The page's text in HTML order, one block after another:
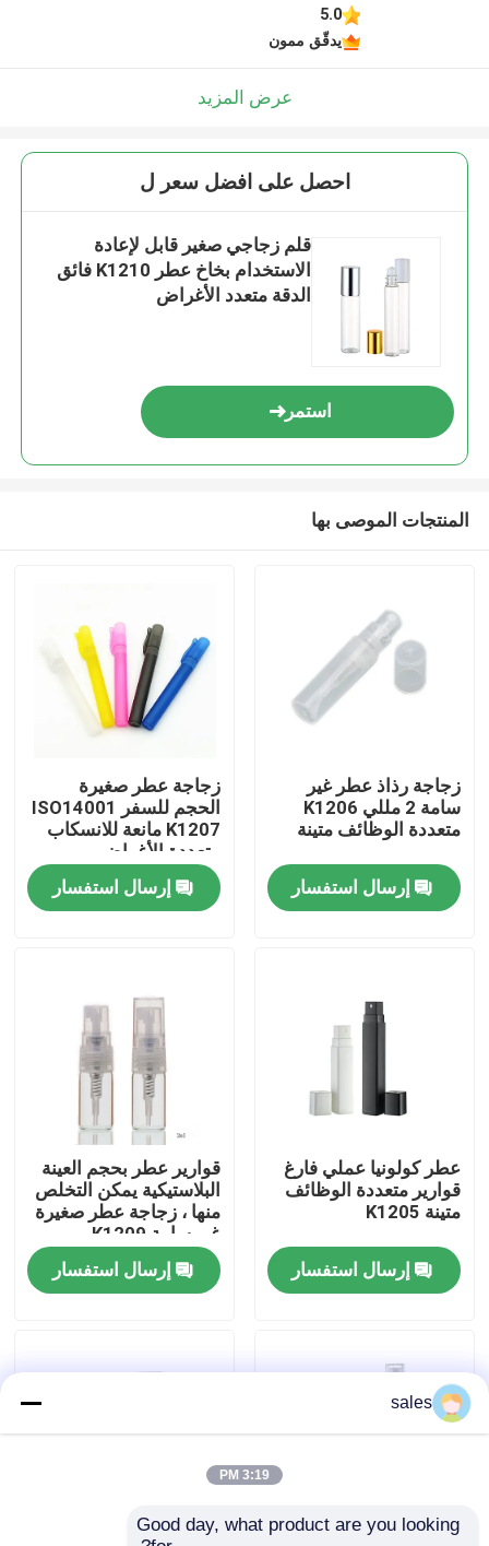
المنزل
جولة في المصنع
ضبط الجودة
اتصل بنا
القضايا
بخاخ مضخة الزناد
5.0
يدقّق ممون
عرض المزيد
احصل على افضل سعر ل
قلم زجاجي صغير قابل لإعادة
الاستخدام بخاخ عطر K1210 فائق
الدقة متعدد الأغراض
استمر
المنتجات الموصى بها
زجاجة رذاذ عطر غير
سامة 2 مللي K1206
متعددة الوظائف متينة
إرسال استفسار
زجاجة عطر صغيرة
الحجم للسفر ISO14001
K1207 مانعة للانسكاب
متعددة الأغراض
إرسال استفسار
عطر كولونيا عملي فارغ
قوارير متعددة الوظائف
متينة K1205
إرسال استفسار
قوارير عطر بحجم العينة
البلاستيكية يمكن التخلص
منها ، زجاجة عطر صغيرة
غير سامة K1209
إرسال استفسار
sales
3:19 PM
Good day, what product are you looking